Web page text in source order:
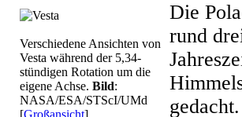
Verschiedene Ansichten von
Vesta während der 5,34-
stündigen Rotation um die
eigene Achse. Bild:
NASA/ESA/STScI/UMd
[Großansicht]
Die
rund